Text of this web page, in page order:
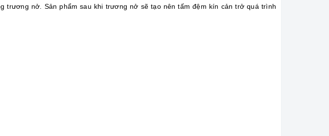
trương nở. Sản phẩm sau khi trương nở sẽ tạo nên tấm đệm kín cản trở quá trình